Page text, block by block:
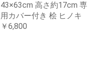
43×63cm 高さ約17cm 専
用カバー付き 桧 ヒノキ
￥6,800